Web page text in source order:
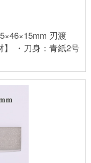
】 ・刀身：青紙2号